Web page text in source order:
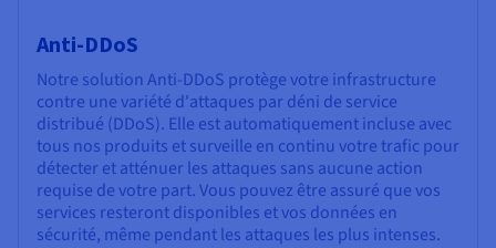
Anti-DDoS
Notre solution Anti-DDoS protège votre infrastructure
contre une variété d'attaques par déni de service
distribué (DDoS). Elle est automatiquement incluse avec
tous nos produits et surveille en continu votre trafic pour
détecter et atténuer les attaques sans aucune action
requise de votre part. Vous pouvez être assuré que vos
services resteront disponibles et vos données en
sécurité, même pendant les attaques les plus intenses.